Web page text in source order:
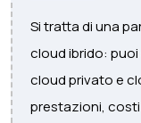
Si tratta di una
cloud ibrido:
cloud privato e
prestazioni,